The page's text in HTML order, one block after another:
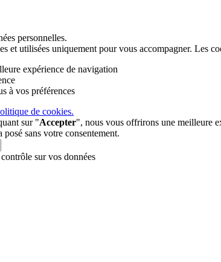
personnelles.
et utilisées uniquement pour vous accompagner. Les
expérience de navigation
à vos préférences
de cookies.
sur "Accepter", nous vous offrirons une meilleure
posé sans votre consentement.
sur vos données